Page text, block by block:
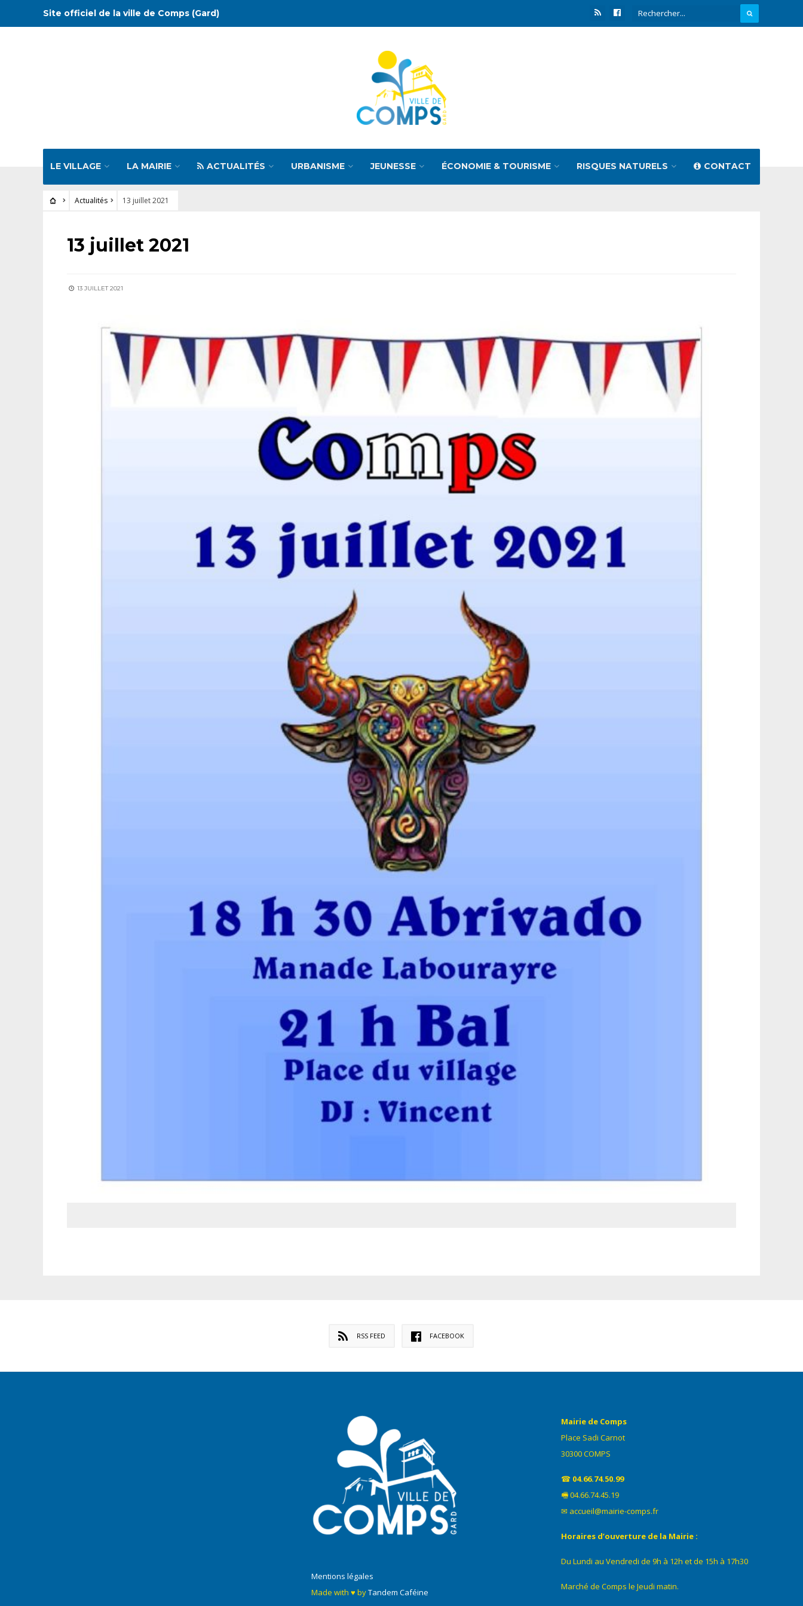
Site officiel de la ville de Comps (Gard)
LE VILLAGE LA MAIRIE ACTUALITÉS URBANISME JEUNESSE ÉCONOMIE & TOURISME RISQUES NATURELS CONTACT
Actualités 13 juillet 2021
ACTUALITÉS
13 juillet 2021
13 JUILLET 2021
RSS FEED FACEBOOK
Mentions légales
Made with ♥ byTandem Caféine
Mairie de Comps
Place Sadi Carnot
30300 COMPS
☎ 04.66.74.50.99
🖷 04.66.74.45.19
✉ accueil@mairie-comps.fr
Horaires d’ouverture de la Mairie :
Du Lundi au Vendredi de 9h à 12h et de 15h à 17h30
Marché de Comps le Jeudi matin.